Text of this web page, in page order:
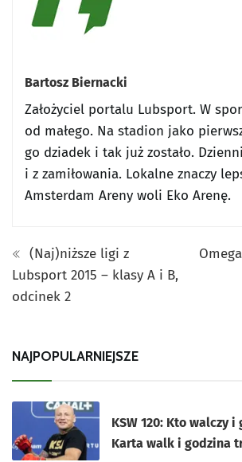
Bartosz Biernacki
Założyciel portalu Lubsport. W
od małego. Na stadion jako
go dziadek i tak już zostało.
i z zamiłowania. Lokalne znaczy
Amsterdam Areny woli Eko Arenę.
(Naj)niższe ligi z
Lubsport 2015 – klasy A i B,
odcinek 2
NAJPOPULARNIEJSZE
KSW 120: Kto walczy
Karta walk i godzina